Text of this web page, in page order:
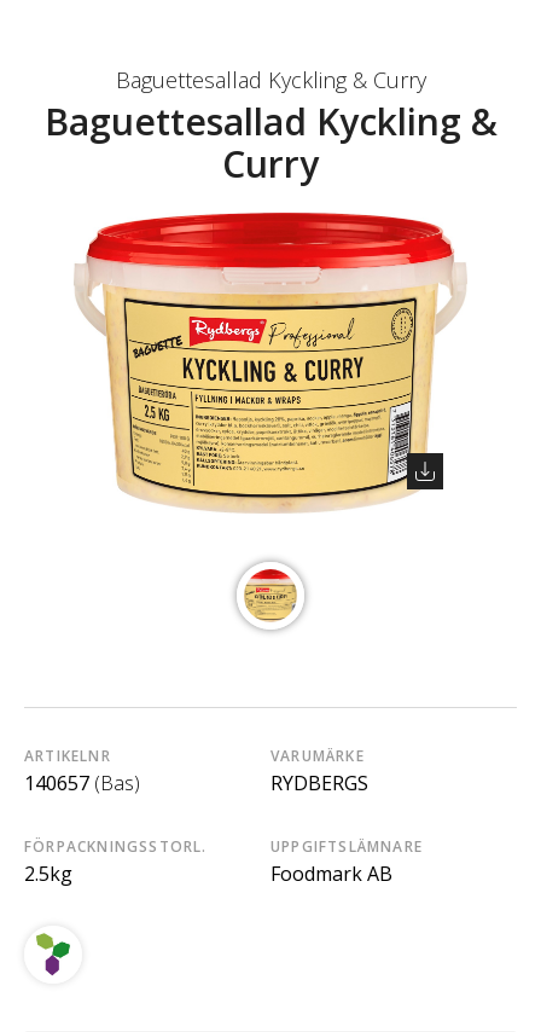
Baguettesallad Kyckling & Curry
Baguettesallad Kyckling &
Curry
ARTIKELNR
140657 (Bas)
VARUMÄRKE
RYDBERGS
FÖRPACKNINGSSTORL.
2.5kg
UPPGIFTSLÄMNARE
Foodmark AB